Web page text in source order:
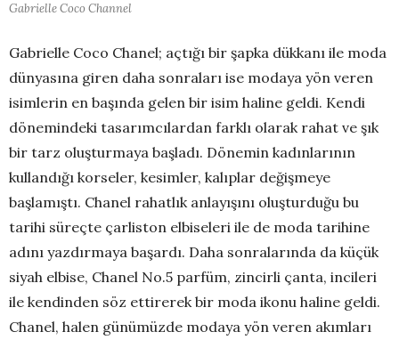
Gabrielle Coco Channel
Gabrielle Coco Chanel; açtığı bir şapka dükkanı ile moda
dünyasına giren daha sonraları ise modaya yön veren
isimlerin en başında gelen bir isim haline geldi. Kendi
dönemindeki tasarımcılardan farklı olarak rahat ve şık
bir tarz oluşturmaya başladı. Dönemin kadınlarının
kullandığı korseler, kesimler, kalıplar değişmeye
başlamıştı. Chanel rahatlık anlayışını oluşturduğu bu
tarihi süreçte çarliston elbiseleri ile de moda tarihine
adını yazdırmaya başardı. Daha sonralarında da küçük
siyah elbise, Chanel No.5 parfüm, zincirli çanta, incileri
ile kendinden söz ettirerek bir moda ikonu haline geldi.
Chanel, halen günümüzde modaya yön veren akımları